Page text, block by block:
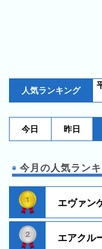
キ
ン
グ
キ
ン
グ
昨
の
ラ
ン
キ
ン
グ
人気ランキング
今日 昨日
今月の人気ラン
エヴァン
エアクル